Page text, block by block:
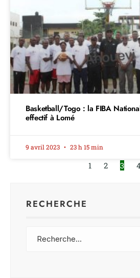
Basketball/Togo : la FIBA
effectif à Lomé
9 avril 2023 23 h 15 min
1 2 3 4
RECHERCHE